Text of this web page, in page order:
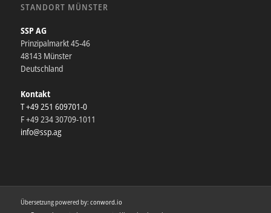
STANDORT MÜNSTER
SSP AG
Prinzipalmarkt 45-46
48143 Münster
Deutschland
Kontakt
T +49 251 609701-0
F +49 234 30709-1011
info@ssp.ag
Übersetzung powered by: conword.io